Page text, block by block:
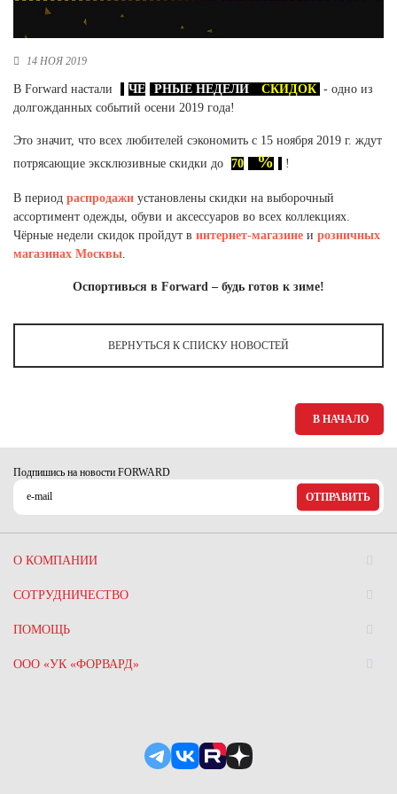
Новосибирская область (3)
Республика Башкортостан (3)
Республика Татарстан (2)
Ростовская область (2)
Самарская область (1)
Саратовская область (1)
Свердловская область (5)
Северная Осетия (2)
Смоленская область (1)
Ставропольский край (5)
Тюменская область (3)
Ямало-Ненецкий автономный округ (1)
14 НОЯ 2019
В Forward настали ЧЕ РНЫЕ НЕДЕЛИ СКИДОК - одно из
долгожданных событий осени 2019 года!
Это значит, что всех любителей сэкономить с 15 ноября 2019 г. ждут
потрясающие эксклюзивные скидки до 70 % !
В период распродажи установлены скидки на выборочный
ассортимент одежды, обуви и аксессуаров во всех коллекциях.
Чёрные недели скидок пройдут в интернет-магазине и розничных
магазинах Москвы
Оспортивься в Forward – будь готов к зиме!
ВЕРНУТЬСЯ К СПИСКУ НОВОСТЕЙ
В НАЧАЛО
Подпишись на новости FORWARD
ОТПРАВИТЬ
О КОМПАНИИ
СОТРУДНИЧЕСТВО
ПОМОЩЬ
ООО «УК «ФОРВАРД»